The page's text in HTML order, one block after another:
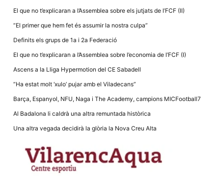
El que no t’explicaran a l’Assemblea sobre els jutjats de l’FCF (II)
“El primer que hem fet és assumir la nostra culpa”
Definits els grups de 1a i 2a Federació
El que no t’explicaran a l’Assemblea sobre l’economia de l’FCF (I)
Ascens a la Lliga Hypermotion del CE Sabadell
“Ha estat molt ‘xulo’ pujar amb el Viladecans”
Barça, Espanyol, NFU, Naga i The Academy, campions MICFootball7
Al Badalona li caldrà una altra remuntada històrica
Una altra vegada decidirà la glòria la Nova Creu Alta
Necessàries
cookies no
opcionals,
necessàries
tècnic de la
web.